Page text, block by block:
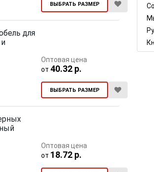
ВЫБРАТЬ РАЗМЕР
для
ВЫБРАТЬ РАЗМЕР
от 40.32 р.
Оптовая цена
от 18.72 р.
Оптовая цена